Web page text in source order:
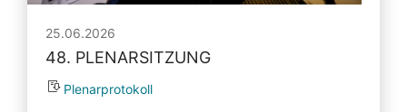
25.06.2026
48. PLENARSITZUNG
Plenarprotokoll